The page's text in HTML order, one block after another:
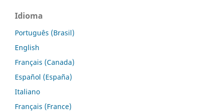
Idioma
Português (Brasil)
English
Français (Canada)
Español (España)
Italiano
Français (France)